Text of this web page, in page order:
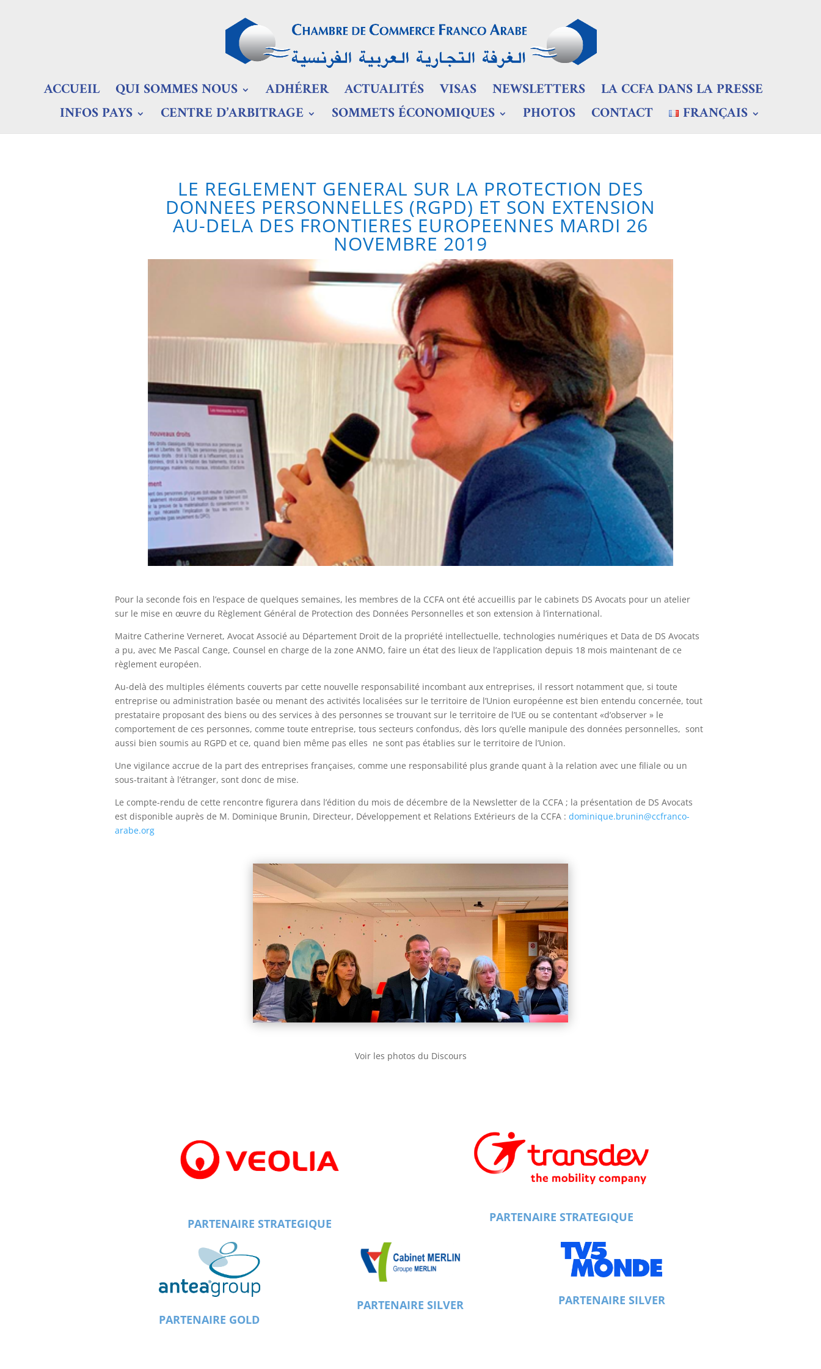
ACCUEIL QUI SOMMES NOUS ADHÉRER ACTUALITÉS VISAS NEWSLETTERS
LA CCFA DANS LA PRESSE
INFOS PAYS
CENTRE D’ARBITRAGE SOMMETS ÉCONOMIQUES PHOTOS CONTACT FRANÇAIS
LE REGLEMENT GENERAL SUR LA PROTECTION DES
DONNEES PERSONNELLES (RGPD) ET SON EXTENSION
AU-DELA DES FRONTIERES EUROPEENNES MARDI 26
NOVEMBRE 2019
Pour la seconde fois en l’espace de quelques semaines, les membres de la CCFA ont été accueillis par le cabinets DS Avocats pour un atelier
sur le mise en œuvre du Règlement Général de Protection des Données Personnelles et son extension à l’international.
Maitre Catherine Verneret, Avocat Associé au Département Droit de la propriété intellectuelle, technologies numériques et Data de DS Avocats
a pu, avec Me Pascal Cange, Counsel en charge de la zone ANMO, faire un état des lieux de l’application depuis 18 mois maintenant de ce
règlement européen.
Au-delà des multiples éléments couverts par cette nouvelle responsabilité incombant aux entreprises, il ressort notamment que, si toute
entreprise ou administration basée ou menant des activités localisées sur le territoire de l’Union européenne est bien entendu concernée, tout
prestataire proposant des biens ou des services à des personnes se trouvant sur le territoire de l’UE ou se contentant «d’observer » le
comportement de ces personnes, comme toute entreprise, tous secteurs confondus, dès lors qu’elle manipule des données personnelles, sont
aussi bien soumis au RGPD et ce, quand bien même pas elles ne sont pas établies sur le territoire de l’Union.
Une vigilance accrue de la part des entreprises françaises, comme une responsabilité plus grande quant à la relation avec une filiale ou un
sous-traitant à l’étranger, sont donc de mise.
Le compte-rendu de cette rencontre figurera dans l’édition du mois de décembre de la Newsletter de la CCFA ; la présentation de DS Avocats
est disponible auprès de M. Dominique Brunin, Directeur, Développement et Relations Extérieurs de la CCFA : dominique.brunin@ccfranco-
arabe.org
Voir les photos du Discours
PARTENAIRE STRATEGIQUE PARTENAIRE STRATEGIQUE
PARTENAIRE GOLD
PARTENAIRE SILVER PARTENAIRE SILVER